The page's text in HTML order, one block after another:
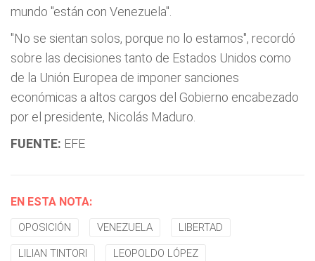
mundo "están con Venezuela".
"No se sientan solos, porque no lo estamos", recordó
sobre las decisiones tanto de Estados Unidos como
de la Unión Europea de imponer sanciones
económicas a altos cargos del Gobierno encabezado
por el presidente, Nicolás Maduro.
FUENTE: EFE
EN ESTA NOTA:
OPOSICIÓN VENEZUELA LIBERTAD
LILIAN TINTORI LEOPOLDO LÓPEZ